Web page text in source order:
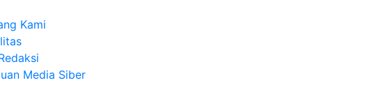
Kami
Media Siber